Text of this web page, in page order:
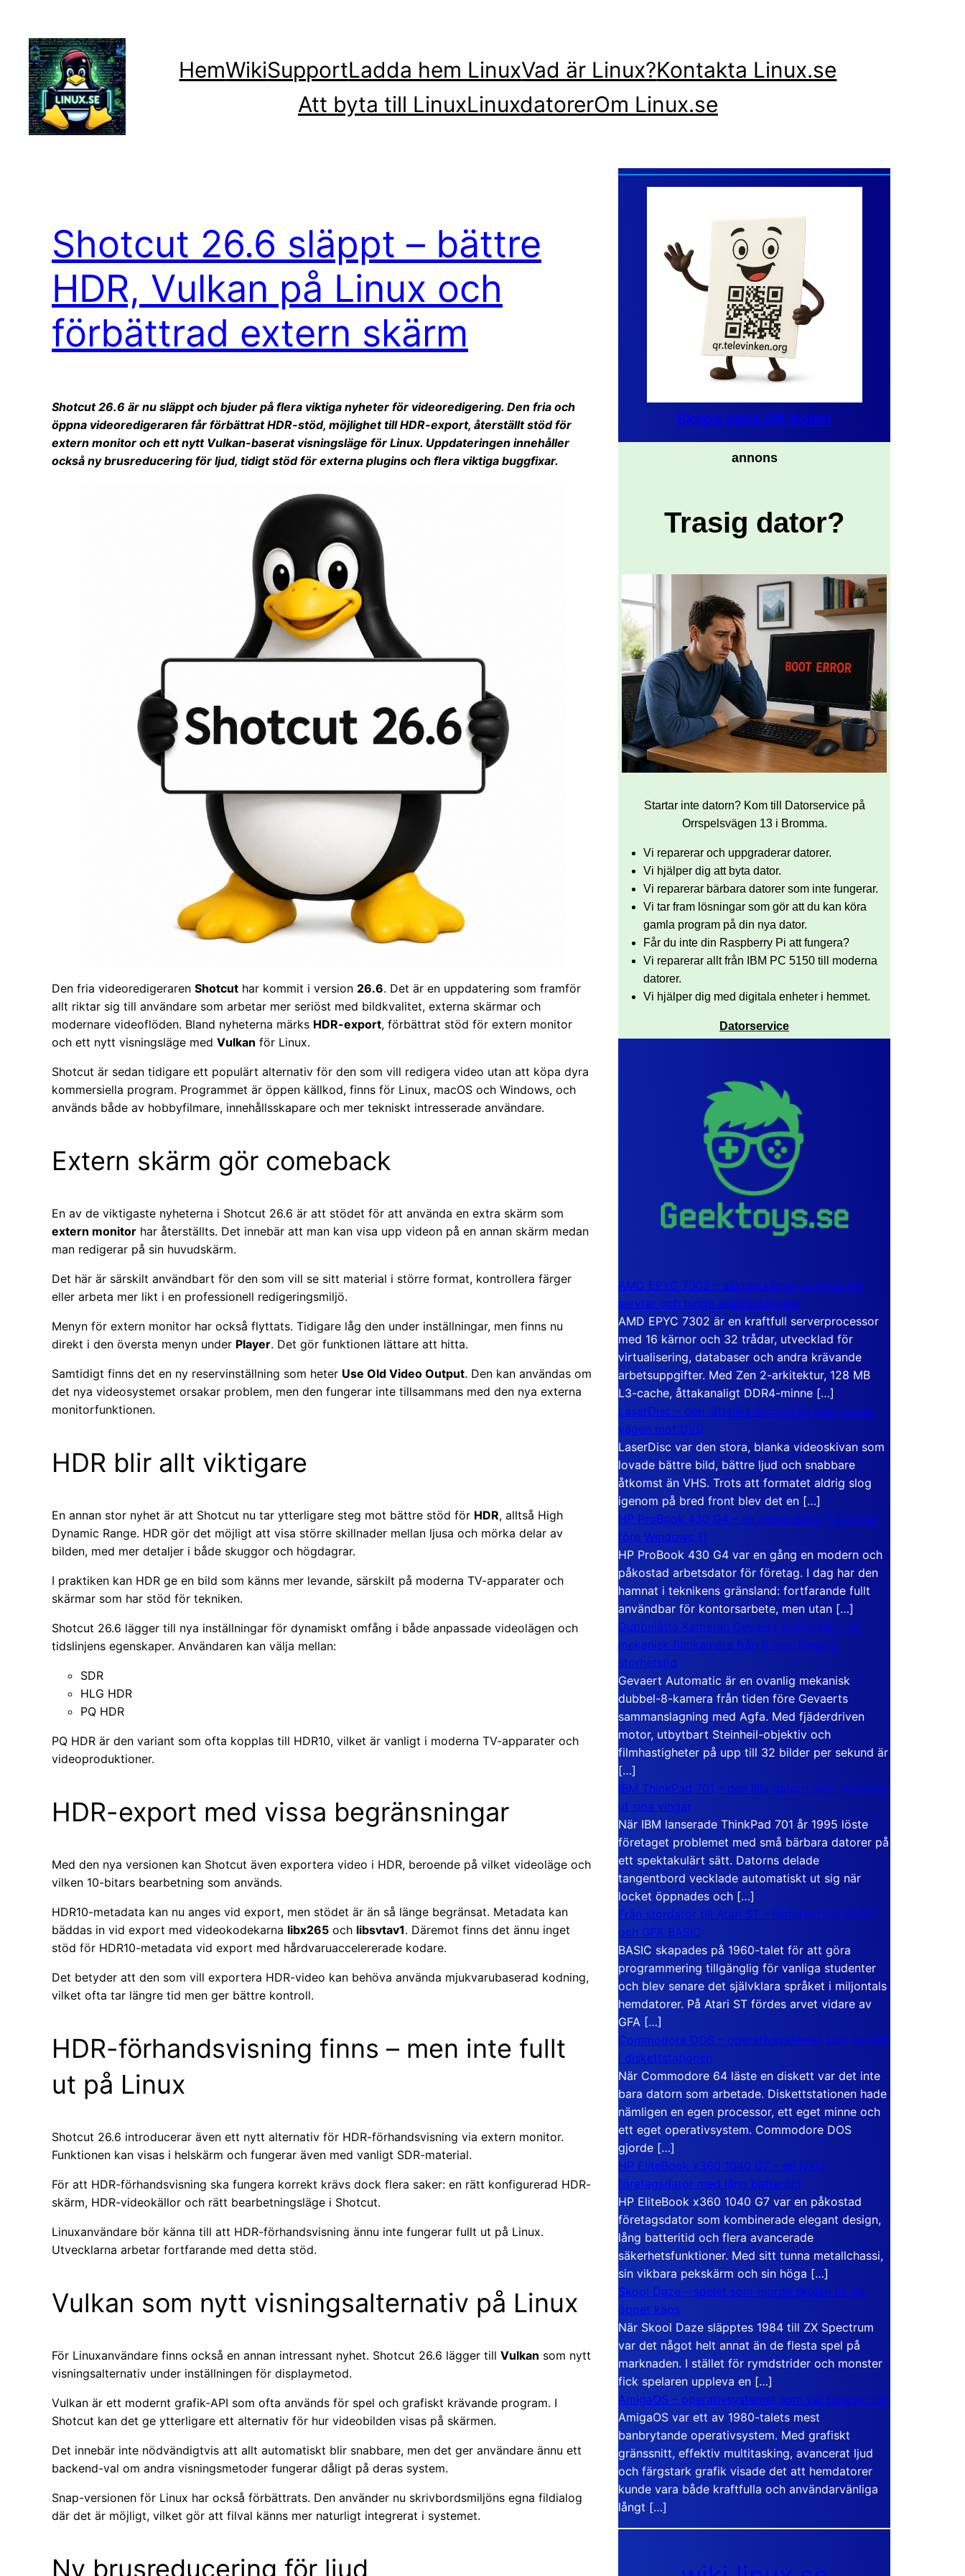
innehåll
HemWikiSupportLadda hem LinuxVad är Linux?Kontakta Linux.se
Att byta till LinuxLinuxdatorerOm Linux.se
Shotcut 26.6 släppt – bättre
HDR, Vulkan på Linux och
förbättrad extern skärm
Shotcut 26.6 är nu släppt och bjuder på flera viktiga nyheter för videoredigering. Den fria och
öppna videoredigeraren får förbättrat HDR-stöd, möjlighet till HDR-export, återställt stöd för
extern monitor och ett nytt Vulkan-baserat visningsläge för Linux. Uppdateringen innehåller
också ny brusreducering för ljud, tidigt stöd för externa plugins och flera viktiga buggfixar.
Den fria videoredigeraren Shotcut har kommit i version 26.6. Det är en uppdatering som framför
allt riktar sig till användare som arbetar mer seriöst med bildkvalitet, externa skärmar och
modernare videoflöden. Bland nyheterna märks HDR-export, förbättrat stöd för extern monitor
och ett nytt visningsläge med Vulkan för Linux.
Shotcut är sedan tidigare ett populärt alternativ för den som vill redigera video utan att köpa dyra
kommersiella program. Programmet är öppen källkod, finns för Linux, macOS och Windows, och
används både av hobbyfilmare, innehållsskapare och mer tekniskt intresserade användare.
Extern skärm gör comeback
En av de viktigaste nyheterna i Shotcut 26.6 är att stödet för att använda en extra skärm som
extern monitor har återställts. Det innebär att man kan visa upp videon på en annan skärm medan
man redigerar på sin huvudskärm.
Det här är särskilt användbart för den som vill se sitt material i större format, kontrollera färger
eller arbeta mer likt i en professionell redigeringsmiljö.
Menyn för extern monitor har också flyttats. Tidigare låg den under inställningar, men finns nu
direkt i den översta menyn under Player. Det gör funktionen lättare att hitta.
Samtidigt finns det en ny reservinställning som heter Use Old Video Output. Den kan användas om
det nya videosystemet orsakar problem, men den fungerar inte tillsammans med den nya externa
monitorfunktionen.
HDR blir allt viktigare
En annan stor nyhet är att Shotcut nu tar ytterligare steg mot bättre stöd för HDR, alltså High
Dynamic Range. HDR gör det möjligt att visa större skillnader mellan ljusa och mörka delar av
bilden, med mer detaljer i både skuggor och högdagrar.
I praktiken kan HDR ge en bild som känns mer levande, särskilt på moderna TV-apparater och
skärmar som har stöd för tekniken.
Shotcut 26.6 lägger till nya inställningar för dynamiskt omfång i både anpassade videolägen och
tidslinjens egenskaper. Användaren kan välja mellan:
SDR
HLG HDR
PQ HDR
PQ HDR är den variant som ofta kopplas till HDR10, vilket är vanligt i moderna TV-apparater och
videoproduktioner.
HDR-export med vissa begränsningar
Med den nya versionen kan Shotcut även exportera video i HDR, beroende på vilket videoläge och
vilken 10-bitars bearbetning som används.
HDR10-metadata kan nu anges vid export, men stödet är än så länge begränsat. Metadata kan
bäddas in vid export med videokodekarna libx265 och libsvtav1. Däremot finns det ännu inget
stöd för HDR10-metadata vid export med hårdvaruaccelererade kodare.
Det betyder att den som vill exportera HDR-video kan behöva använda mjukvarubaserad kodning,
vilket ofta tar längre tid men ger bättre kontroll.
HDR-förhandsvisning finns – men inte fullt
ut på Linux
Shotcut 26.6 introducerar även ett nytt alternativ för HDR-förhandsvisning via extern monitor.
Funktionen kan visas i helskärm och fungerar även med vanligt SDR-material.
För att HDR-förhandsvisning ska fungera korrekt krävs dock flera saker: en rätt konfigurerad HDR-
skärm, HDR-videokällor och rätt bearbetningsläge i Shotcut.
Linuxanvändare bör känna till att HDR-förhandsvisning ännu inte fungerar fullt ut på Linux.
Utvecklarna arbetar fortfarande med detta stöd.
Vulkan som nytt visningsalternativ på Linux
För Linuxanvändare finns också en annan intressant nyhet. Shotcut 26.6 lägger till Vulkan som nytt
visningsalternativ under inställningen för displaymetod.
Vulkan är ett modernt grafik-API som ofta används för spel och grafiskt krävande program. I
Shotcut kan det ge ytterligare ett alternativ för hur videobilden visas på skärmen.
Det innebär inte nödvändigtvis att allt automatiskt blir snabbare, men det ger användare ännu ett
backend-val om andra visningsmetoder fungerar dåligt på deras system.
Snap-versionen för Linux har också förbättrats. Den använder nu skrivbordsmiljöns egna fildialog
där det är möjligt, vilket gör att filval känns mer naturligt integrerat i systemet.
Ny brusreducering för ljud
Skapa egna QR-koder
annons
Trasig dator?
Startar inte datorn? Kom till Datorservice på
Orrspelsvägen 13 i Bromma.
Vi reparerar och uppgraderar datorer.
Vi hjälper dig att byta dator.
Vi reparerar bärbara datorer som inte fungerar.
Vi tar fram lösningar som gör att du kan köra
gamla program på din nya dator.
Får du inte din Raspberry Pi att fungera?
Vi reparerar allt från IBM PC 5150 till moderna
datorer.
Vi hjälper dig med digitala enheter i hemmet.
Datorservice
AMD EPYC 7302 – sexton kärnor byggda för
servrar och tunga arbetsstationer
AMD EPYC 7302 är en kraftfull serverprocessor
med 16 kärnor och 32 trådar, utvecklad för
virtualisering, databaser och andra krävande
arbetsuppgifter. Med Zen 2-arkitektur, 128 MB
L3-cache, åttakanaligt DDR4-minne […]
LaserDisc – den jättelika filmskivan som visade
vägen mot DVD
LaserDisc var den stora, blanka videoskivan som
lovade bättre bild, bättre ljud och snabbare
åtkomst än VHS. Trots att formatet aldrig slog
igenom på bred front blev det en […]
HP ProBook 430 G4 – en arbetsdator från tiden
före Windows 11
HP ProBook 430 G4 var en gång en modern och
påkostad arbetsdator för företag. I dag har den
hamnat i teknikens gränsland: fortfarande fullt
användbar för kontorsarbete, men utan […]
Dubbelåtta Kameran Gevaert Automatic – en
mekanisk filmkamera från 8 mm-filmens
storhetstid
Gevaert Automatic är en ovanlig mekanisk
dubbel-8-kamera från tiden före Gevaerts
sammanslagning med Agfa. Med fjäderdriven
motor, utbytbart Steinheil-objektiv och
filmhastigheter på upp till 32 bilder per sekund är
[…]
IBM ThinkPad 701 – den lilla datorn som vecklade
ut sina vingar
När IBM lanserade ThinkPad 701 år 1995 löste
företaget problemet med små bärbara datorer på
ett spektakulärt sätt. Datorns delade
tangentbord vecklade automatiskt ut sig när
locket öppnades och […]
Från stordator till Atari ST – historien om BASIC
och GFA BASIC
BASIC skapades på 1960-talet för att göra
programmering tillgänglig för vanliga studenter
och blev senare det självklara språket i miljontals
hemdatorer. På Atari ST fördes arvet vidare av
GFA […]
Commodore DOS – operativsystemet som bodde
i diskettstationen
När Commodore 64 läste en diskett var det inte
bara datorn som arbetade. Diskettstationen hade
nämligen en egen processor, ett eget minne och
ett eget operativsystem. Commodore DOS
gjorde […]
HP EliteBook x360 1040 G7 – en lyxig
företagsdator med lång batteritid
HP EliteBook x360 1040 G7 var en påkostad
företagsdator som kombinerade elegant design,
lång batteritid och flera avancerade
säkerhetsfunktioner. Med sitt tunna metallchassi,
sin vikbara pekskärm och sin höga […]
Skool Daze – spelet som gjorde skolan till ett
öppet kaos
När Skool Daze släpptes 1984 till ZX Spectrum
var det något helt annat än de flesta spel på
marknaden. I stället för rymdstrider och monster
fick spelaren uppleva en […]
AmigaOS – operativsystemet som var före sin tid
AmigaOS var ett av 1980-talets mest
banbrytande operativsystem. Med grafiskt
gränssnitt, effektiv multitasking, avancerat ljud
och färgstark grafik visade det att hemdatorer
kunde vara både kraftfulla och användarvänliga
långt […]